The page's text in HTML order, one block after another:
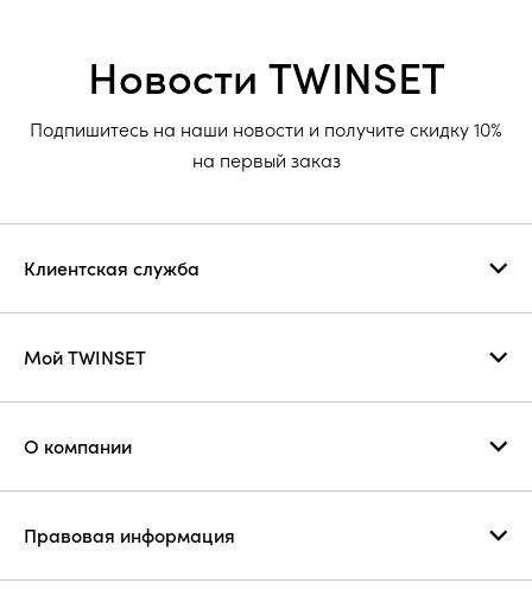
Новости TWINSET
Подпишитесь на наши новости и получите скидку 10%
на первый заказ
Клиентская служба
Мой TWINSET
О компании
Правовая информация